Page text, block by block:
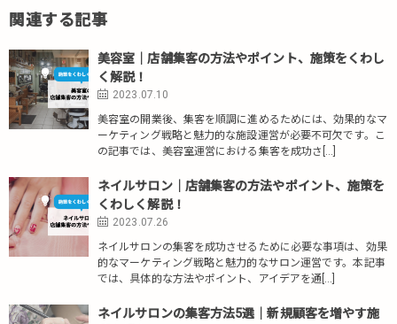
関連する記事
美容室｜店舗集客の方法やポイント、施策をくわし
く解説！
2023.07.10
美容室の開業後、集客を順調に進めるためには、効果的なマ
ーケティング戦略と魅力的な施設運営が必要不可欠です。こ
の記事では、美容室運営における集客を成功さ[…]
ネイルサロン｜店舗集客の方法やポイント、施策を
くわしく解説！
2023.07.26
ネイルサロンの集客を成功させるために必要な事項は、効果
的なマーケティング戦略と魅力的なサロン運営です。本記事
では、具体的な方法やポイント、アイデアを通[…]
ネイルサロンの集客方法5選｜新規顧客を増やす施